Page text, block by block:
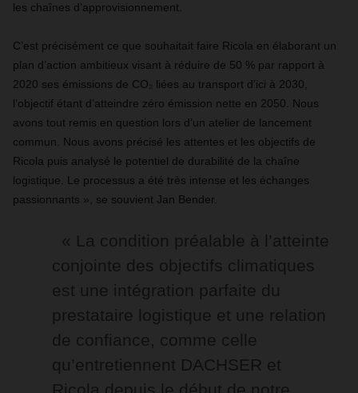
les chaînes d’approvisionnement.
C’est précisément ce que souhaitait faire Ricola en élaborant un
plan d’action ambitieux visant à réduire de 50 % par rapport à
2020 ses émissions de CO₂ liées au transport d’ici à 2030,
l’objectif étant d’atteindre zéro émission nette en 2050. Nous
avons tout remis en question lors d’un atelier de lancement
commun. Nous avons précisé les attentes et les objectifs de
Ricola puis analysé le potentiel de durabilité de la chaîne
logistique. Le processus a été très intense et les échanges
passionnants », se souvient Jan Bender.
« La condition préalable à l’atteinte
conjointe des objectifs climatiques
est une intégration parfaite du
prestataire logistique et une relation
de confiance, comme celle
qu’entretiennent DACHSER et